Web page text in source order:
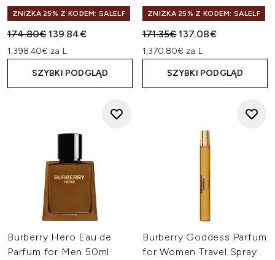
ZNIŻKA 25% Z KODEM: SALELF
Sugerowana cena detaliczna:
174.80€Aktualna cena:
139.84€
1,398.40€ za L
SZYBKI PODGLĄD
ZNIŻKA 25% Z KODEM: SALELF
Sugerowana cena
171.35€Aktualna cena:
137.08€
1,370.80€ za L
SZYBKI PODGLĄD
Burberry Hero Eau de
Parfum for Men 50ml
Burberry Goddess Parfum
for Women Travel Spray